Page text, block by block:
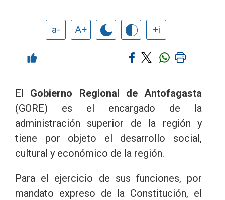
a- A+ +i
El Gobierno Regional de Antofagasta
(GORE) es el encargado de la
administración superior de la región y
tiene por objeto el desarrollo social,
cultural y económico de la región.
Para el ejercicio de sus funciones, por
mandato expreso de la Constitución, el